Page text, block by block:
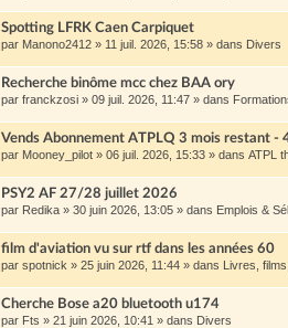
Spotting LFRK Caen Carpiquet
par Manono2412 » 11 juil. 2026, 15:58 » dans Divers
Recherche binôme mcc chez BAA ory
par franckzosi » 09 juil. 2026, 11:47 » dans
Vends Abonnement ATPLQ 3 mois restant -
par Mooney_pilot » 06 juil. 2026, 15:33 » dans ATPL
PSY2 AF 27/28 juillet 2026
par Redika » 30 juin 2026, 13:05 » dans Emplois &
film d'aviation vu sur rtf dans les années 60
par spotnick » 25 juin 2026, 11:44 » dans Livres,
Cherche Bose a20 bluetooth u174
par Fts » 21 juin 2026, 10:41 » dans Divers